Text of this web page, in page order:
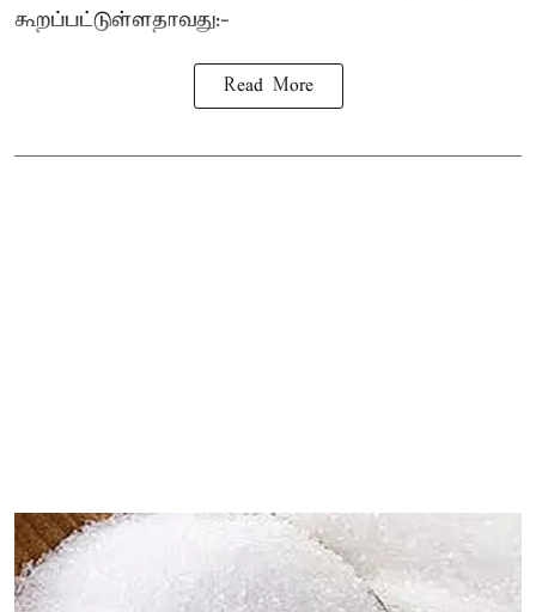
கூறப்பட்டுள்ளதாவது:-
Read More